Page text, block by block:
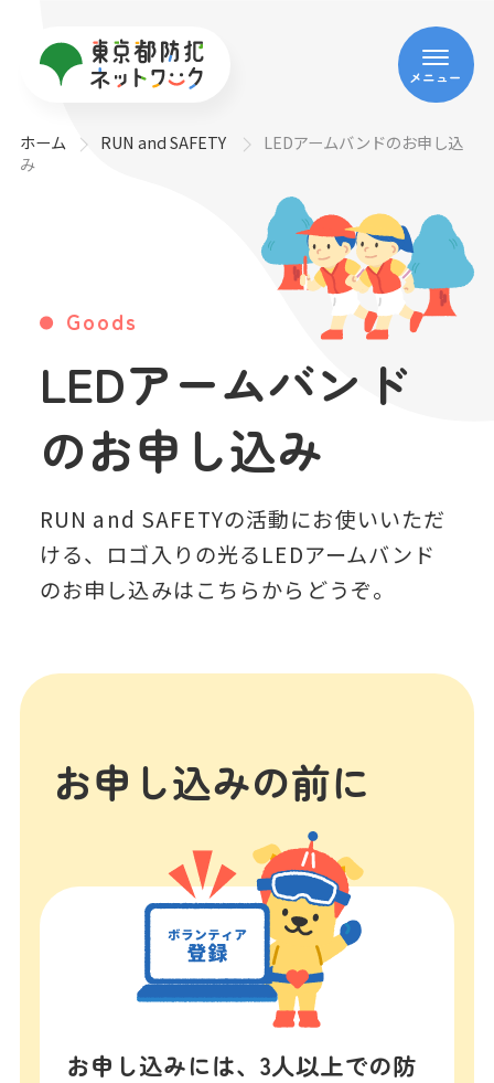
メニュー
ホーム RUN and SAFETY
LEDアームバンドのお申し込
み
Goods
LEDアームバンド
のお申し込み
RUN and SAFETYの活動にお使いいただ
ける、ロゴ入りの光るLEDアームバンド
のお申し込みはこちらからどうぞ。
お申し込みの前に
お申し込みには、3人以上での防